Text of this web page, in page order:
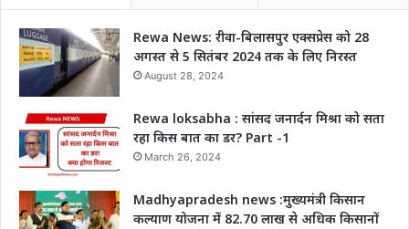
Rewa News: रीवा-बिलासपुर एक्सप्रेस को 28
अगस्त से 5 सितंबर 2024 तक के लिए निरस्त
August 28, 2024
Rewa loksabha : सांसद जनार्दन मिश्रा को सता
रहा किस बात का डर? Part -1
March 26, 2024
Madhyapradesh news :मुख्यमंत्री किसान
कल्याण योजना में 82.70 लाख से अधिक किसानों